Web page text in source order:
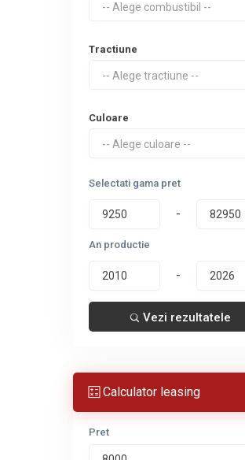
-- Alege combustibil --
Tractiune
-- Alege tractiune --
Culoare
-- Alege culoare --
Selectati gama pret
-
An productie
-
Vezi rezultatele
Calculator leasing
Pret